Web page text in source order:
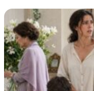
completo que había